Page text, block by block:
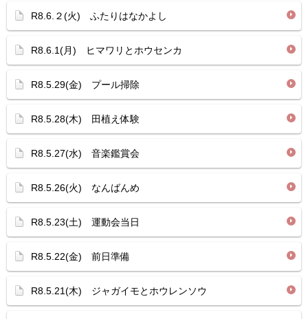
R8.6.２(火) ふたりはなかよし
R8.6.1(月) ヒマワリとホウセンカ
R8.5.29(金) プール掃除
R8.5.28(木) 田植え体験
R8.5.27(水) 音楽鑑賞会
R8.5.26(火) なんばんめ
R8.5.23(土) 運動会当日
R8.5.22(金) 前日準備
R8.5.21(木) ジャガイモとホウレンソウ